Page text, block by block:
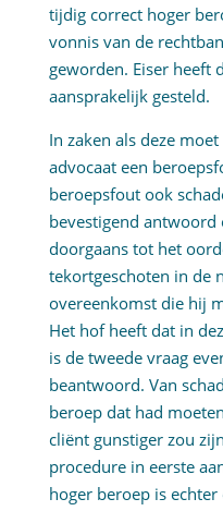
tijdig correct hoger
vonnis van de
geworden. Eiser heeft
aansprakelijk gesteld.
In zaken als deze
advocaat een
beroepsfout ook
bevestigend antwoord
doorgaans tot het
tekortgeschoten in de
overeenkomst die hij
Het hof heeft dat in
is de tweede vraag
beantwoord. Van
beroep dat had
cliënt gunstiger zou
procedure in eerste
hoger beroep is echter